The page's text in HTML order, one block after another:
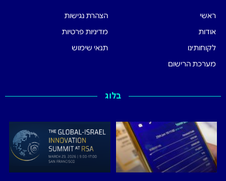
ראשי
אודות
לקוחותינו
מערכת הרישום
הצהרת נגישות
מדיניות פרטיות
תנאי שימוש
בלוג